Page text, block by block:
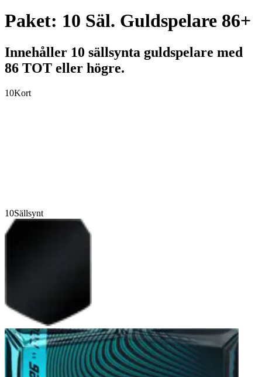
Paket: 10 Säl. Guldspelare 86+
Innehåller 10 sällsynta guldspelare med
86 TOT eller högre.
10Kort
10Sällsynt